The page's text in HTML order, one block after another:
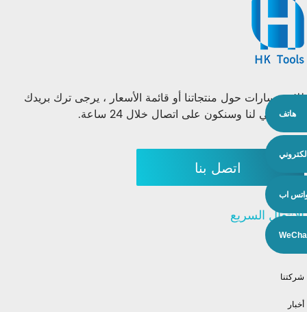
للاستفسارات حول منتجاتنا أو قائمة الأسعار ، يرجى ترك بريدك
الإلكتروني لنا وسنكون على اتصال خلال 24 ساعة.
اتصل بنا
الإنتقال السريع
منتجات
شركتنا
أخبار
هاتف
اب